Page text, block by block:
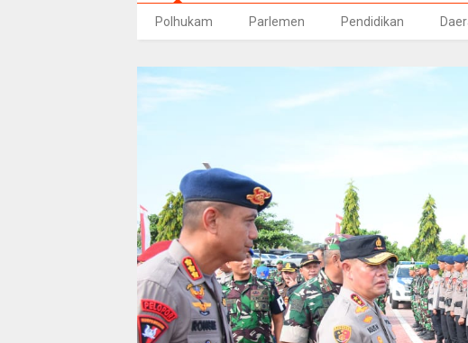
Polhukam Parlemen Pendidikan